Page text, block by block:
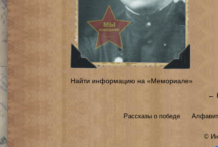
Найти информацию на «Мемориале»
←
Рассказы о победе
©